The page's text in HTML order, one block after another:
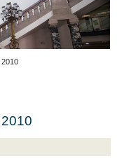
2010